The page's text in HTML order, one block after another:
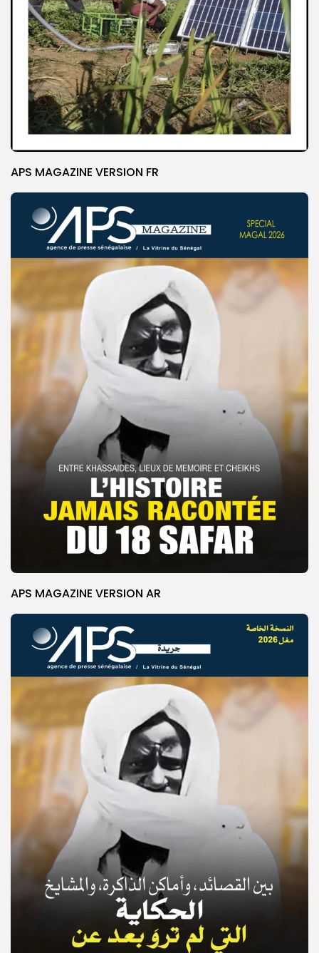
© Copyright 2025, APS
APS MAGAZINE VERSION FR
APS MAGAZINE VERSION AR